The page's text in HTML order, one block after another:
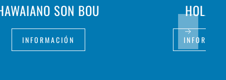
SON BOU
INFORMACIÓN
HOLA